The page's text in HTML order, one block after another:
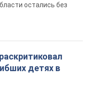
остались без
детях в